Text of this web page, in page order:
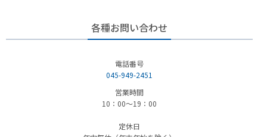
各種お問い合わせ
電話番号
045-949-2451
営業時間
10：00～19：00
定休日